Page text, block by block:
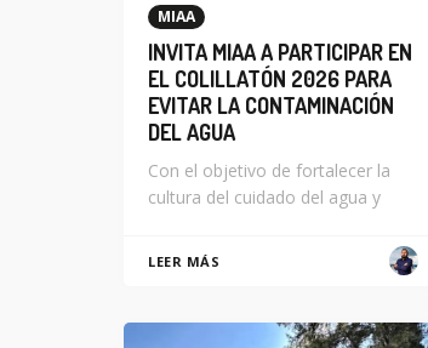
MIAA
INVITA MIAA A PARTICIPAR EN
EL COLILLATÓN 2026 PARA
EVITAR LA CONTAMINACIÓN
DEL AGUA
Con el objetivo de fortalecer la
cultura del cuidado del agua y
LEER MÁS